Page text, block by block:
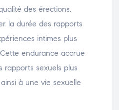
des érections,
la durée des rapports
intimes plus
endurance accrue
rapports sexuels plus
à une vie sexuelle